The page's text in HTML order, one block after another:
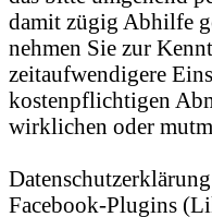
damit zügig Abhilfe
nehmen Sie zur
zeitaufwendigere
kostenpflichtigen
wirklichen oder
Facebook-Plugins